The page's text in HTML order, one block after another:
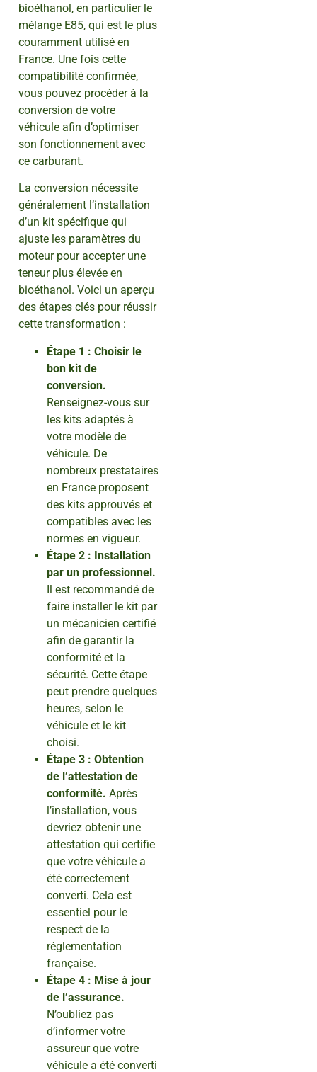
bioéthanol, en particulier le
mélange E85, qui est le plus
couramment utilisé en
France. Une fois cette
compatibilité confirmée,
vous pouvez procéder à la
conversion de votre
véhicule afin d’optimiser
son fonctionnement avec
ce carburant.
La conversion nécessite
généralement l’installation
d’un kit spécifique qui
ajuste les paramètres du
moteur pour accepter une
teneur plus élevée en
bioéthanol. Voici un aperçu
des étapes clés pour réussir
cette transformation :
Étape 1 : Choisir le
bon kit de
conversion.
Renseignez-vous sur
les kits adaptés à
votre modèle de
véhicule. De
nombreux prestataires
en France proposent
des kits approuvés et
compatibles avec les
normes en vigueur.
Étape 2 : Installation
par un professionnel.
Il est recommandé de
faire installer le kit par
un mécanicien certifié
afin de garantir la
conformité et la
sécurité. Cette étape
peut prendre quelques
heures, selon le
véhicule et le kit
choisi.
Étape 3 : Obtention
de l’attestation de
conformité. Après
l’installation, vous
devriez obtenir une
attestation qui certifie
que votre véhicule a
été correctement
converti. Cela est
essentiel pour le
respect de la
réglementation
française.
Étape 4 : Mise à jour
de l’assurance.
N’oubliez pas
d’informer votre
assureur que votre
véhicule a été converti